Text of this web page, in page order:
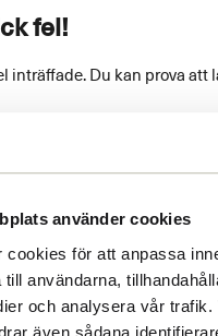
använder cookies
cookies för att anpassa
till användarna,
och analysera vår trafik.
även sådana
fel!
inträffade. Du kan prova att